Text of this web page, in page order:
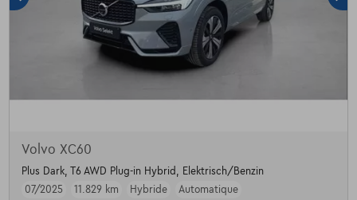
Volvo XC60
Plus Dark, T6 AWD Plug-in Hybrid, Elektrisch/Benzin
07/2025
11.829 km Hybride
Automatique